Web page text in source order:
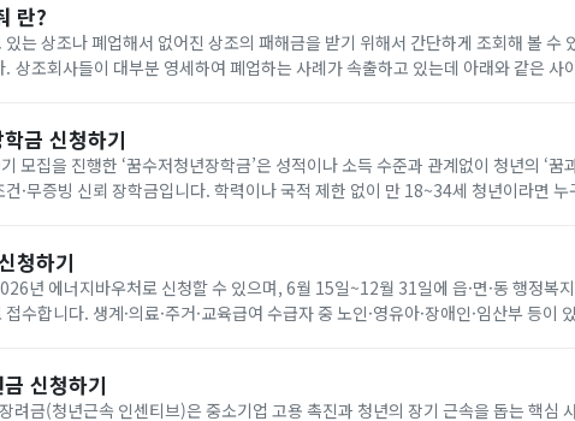
란?
는 상조나 폐업해서 없어진 상조의 패해금을 받기 위해서 간단하게 조회해 볼 수
하면
금 신청하기
모집을 진행한 ‘꿈수저청년장학금’은 성적이나 소득 수준과 관계없이 청년의 ‘꿈
건·무증빙 신뢰 장학금입니다. 학력이나 국적 제한 없이 만 18~34세 청년이라면
청하기
년 에너지바우처로 신청할 수 있으며, 6월 15일~12월 31일에 읍·면·동 행정복
수합니다. 생계·의료·주거·교육급여 수급자 중 노인·영유아·장애인·임산부 등이
신청하기
려금(청년근속 인센티브)은 중소기업 고용 촉진과 청년의 장기 근속을 돕는 핵심